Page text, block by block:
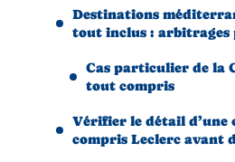
Destinations
tout inclus : arbitrages
Cas particulier de la
tout compris
Vérifier le détail d’une
compris Leclerc avant